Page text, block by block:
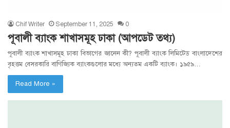
Chif Writer September 11, 2025 0
পূবালী ব্যাংক শাখাসমূহ ঢাকা (আপডেট তথ্য)
পূবালী ব্যাংক শাখাসমূহ ঢাকা বিভাগের জানেন কী? পূবালী ব্যাংক লিমিটেড বাংলাদেশের
বৃহত্তম বেসরকারি বাণিজ্যিক ব্যাংকগুলোর মধ্যে অন্যতম একটি ব্যাংক। ১৯৫৯…
Read More »